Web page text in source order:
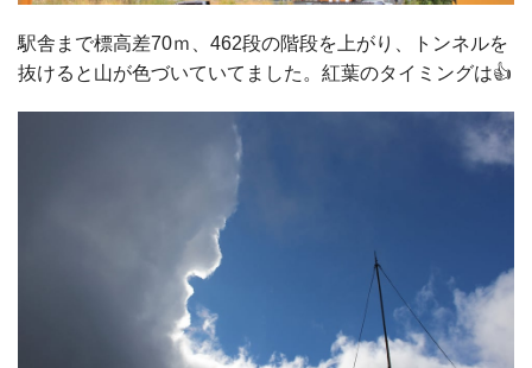
駅舎まで標高差70ｍ、462段の階段を上がり、トンネルを
抜けると山が色づいていてました。紅葉のタイミングは👍